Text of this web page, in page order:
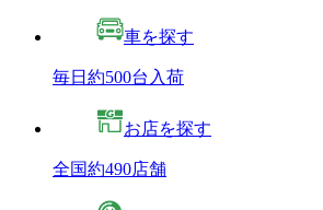
車を探す
毎日約500台入荷
お店を探す
全国約490店舗